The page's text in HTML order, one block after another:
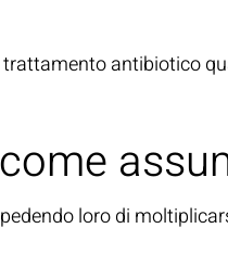
antibiotico
loro di